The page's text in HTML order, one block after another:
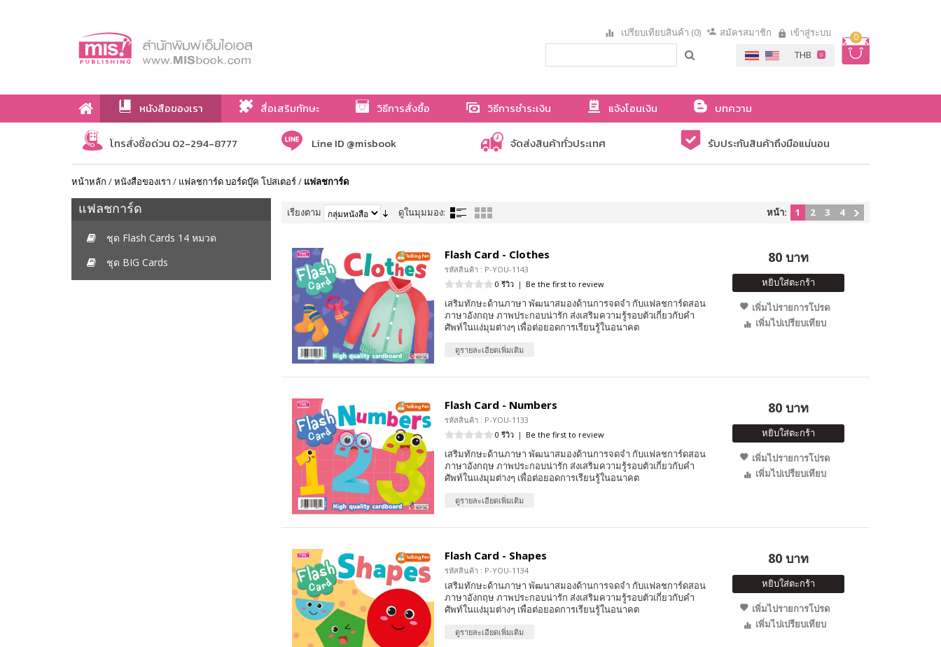
0
เปรียบเทียบสินค้า (0) สมัครสมาชิก เข้าสู่ระบบ
หนังสือของเรา สื่อเสริมทักษะ วิธีการสั่งซื้อ วิธีการชำระเงิน แจ้งโอนเงิน
บทความ
เกี่ยวกับเรา
โทรสั่งซื้อด่วน 02-294-8777 Line ID @misbook จัดส่งสินค้าทั่วประเทศ รับประกันสินค้าถึงมือแน่นอน
หน้าหลัก /หนังสือของเรา / แฟลชการ์ด บอร์ดบุ๊ค โปสเตอร์/ แฟลชการ์ด
แฟลชการ์ด
ชุด Flash Cards 14 หมวด
ชุด BIG Cards
เรียงตาม ดูในมุมมอง: หน้า: 1 2 3 4
Flash Card - Clothes
รหัสสินค้า : P-YOU-1143
0 รีวิว | Be the first to review
เสริมทักษะด้านภาษา พัฒนาสมองด้านการจดจำ กับแฟลชการ์ดสอน
ภาษาอังกฤษ ภาพประกอบน่ารัก ส่งเสริมความรู้รอบตัวเกี่ยวกับคำ
ศัพท์ในแง่มุมต่างๆ เพื่อต่อยอดการเรียนรู้ในอนาคต
ดูรายละเอียดเพิ่มเติม
80 บาท
หยิบใส่ตะกร้า
เพิ่มไปรายการโปรด
เพิ่มไปเปรียบเทียบ
Flash Card - Numbers
รหัสสินค้า : P-YOU-1133
0 รีวิว | Be the first to review
เสริมทักษะด้านภาษา พัฒนาสมองด้านการจดจำ กับแฟลชการ์ดสอน
ภาษาอังกฤษ ภาพประกอบน่ารัก ส่งเสริมความรู้รอบตัวเกี่ยวกับคำ
ศัพท์ในแง่มุมต่างๆ เพื่อต่อยอดการเรียนรู้ในอนาคต
ดูรายละเอียดเพิ่มเติม
80 บาท
หยิบใส่ตะกร้า
เพิ่มไปรายการโปรด
เพิ่มไปเปรียบเทียบ
Flash Card - Shapes
รหัสสินค้า : P-YOU-1134
เสริมทักษะด้านภาษา พัฒนาสมองด้านการจดจำ กับแฟลชการ์ดสอน
ภาษาอังกฤษ ภาพประกอบน่ารัก ส่งเสริมความรู้รอบตัวเกี่ยวกับคำ
ศัพท์ในแง่มุมต่างๆ เพื่อต่อยอดการเรียนรู้ในอนาคต
ดูรายละเอียดเพิ่มเติม
80 บาท
หยิบใส่ตะกร้า
เพิ่มไปรายการโปรด
เพิ่มไปเปรียบเทียบ